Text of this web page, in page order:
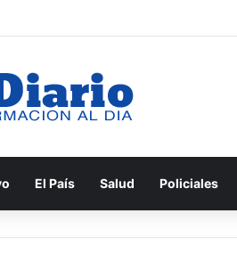
El País Salud Policiales